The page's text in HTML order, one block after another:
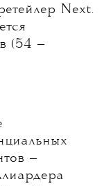
Next.
(54 —
—